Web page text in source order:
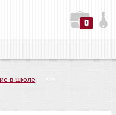
0
в школе
—